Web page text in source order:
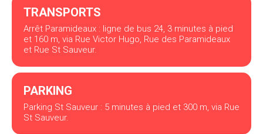
TRANSPORTS
Arrêt Paramideaux : ligne de bus 24, 3 minutes à pied
et 160 m, via Rue Victor Hugo, Rue des Paramideaux
et Rue St Sauveur.
PARKING
Parking St Sauveur : 5 minutes à pied et 300 m, via Rue
St Sauveur.